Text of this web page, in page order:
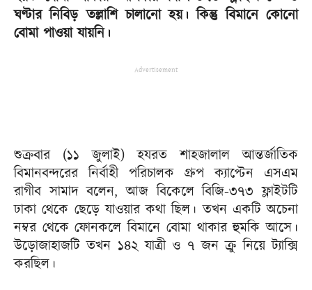
ঘণ্টার নিবিড় তল্লাশি চালানো হয়। কিন্তু বিমানে কোনো
বোমা পাওয়া যায়নি।
Advertisement
শুক্রবার (১১ জুলাই) হযরত শাহজালাল আন্তর্জাতিক
বিমানবন্দরের নির্বাহী পরিচালক গ্রুপ ক্যাপ্টেন এসএম
রাগীব সামাদ বলেন, আজ বিকেলে বিজি-৩৭৩ ফ্লাইটটি
ঢাকা থেকে ছেড়ে যাওয়ার কথা ছিল। তখন একটি অচেনা
নম্বর থেকে ফোনকলে বিমানে বোমা থাকার হুমকি আসে।
উড়োজাহাজটি তখন ১৪২ যাত্রী ও ৭ জন ক্রু নিয়ে ট্যাক্সি
করছিল।